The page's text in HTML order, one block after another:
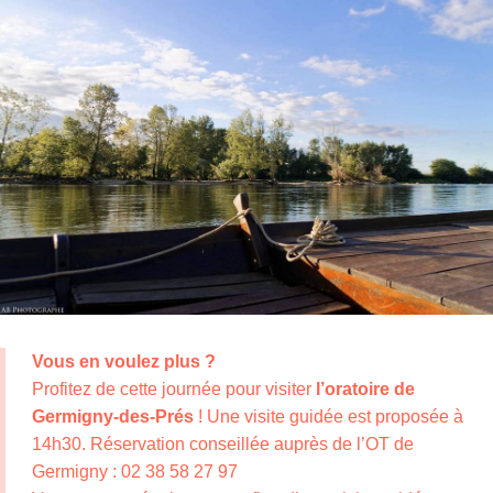
Vous en voulez plus ?
Profitez de cette journée pour visiter l’oratoire de
Germigny-des-Prés ! Une visite guidée est proposée à
14h30. Réservation conseillée auprès de l’OT de
Germigny : 02 38 58 27 97